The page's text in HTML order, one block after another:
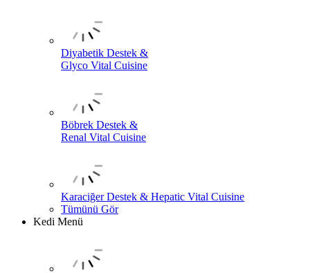
Diyabetik Destek &
Glyco Vital Cuisine
Böbrek Destek &
Renal Vital Cuisine
Karaciğer Destek & Hepatic Vital Cuisine
Tümünü Gör
Kedi Menü